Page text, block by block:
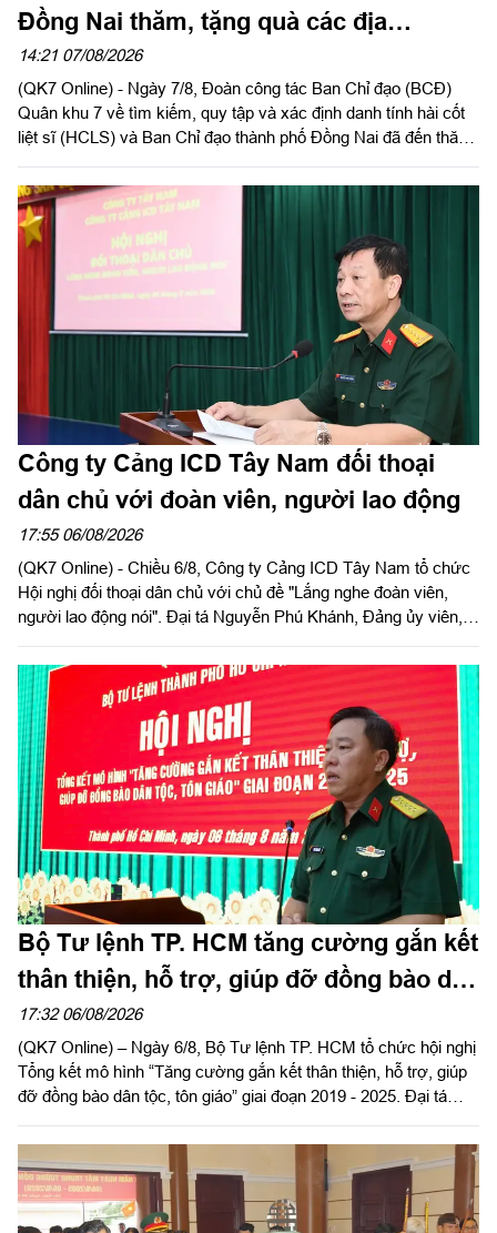
Đồng Nai thăm, tặng quà các địa
phương hỗ trợ tìm kiếm, quy tập hài cốt
liệt sĩ
14:21 07/08/2026
(QK7 Online) - Ngày 7/8, Đoàn công tác Ban Chỉ đạo (BCĐ)
Quân khu 7 về tìm kiếm, quy tập và xác định danh tính hài cốt
liệt sĩ (HCLS) và Ban Chỉ đạo thành phố Đồng Nai đã đến thăm,
và chùa Tân Minh (phường Bình Long), thành phố Đồng Nai -
các địa phương, cơ sở đã hỗ trợ, đồng hành trong hoạt động
quy tập, tìm kiếm HCLS, cầu siêu các anh hùng liệt sĩ tại xã
Minh Đức. Thiếu tướng Trần Chí Tâm, Ủy viên Thường vụ
Đảng ủy, Phó Chính ủy Quân khu, Trưởng BCĐ Quân khu làm
Công ty Cảng ICD Tây Nam đối thoại
dân chủ với đoàn viên, người lao động
17:55 06/08/2026
(QK7 Online) - Chiều 6/8, Công ty Cảng ICD Tây Nam tổ chức
Hội nghị đối thoại dân chủ với chủ đề "Lắng nghe đoàn viên,
người lao động nói". Đại tá Nguyễn Phú Khánh, Đảng ủy viên,
Thượng tá Nguyễn Ngọc Khánh, Giám đốc Công ty Cảng ICD
Tây Nam chủ trì hội nghị. Dự hội nghị có Đại tá Phạm Thị Thu
Hương, Trưởng phòng Công tác quần chúng, Cục Chính trị
Quân khu 7; Đại tá Trần Thị Mỹ Châu, Phó Tổng giám đốc
Công ty Tây Nam cùng đông đảo cán bộ, đoàn viên, người lao
động Công ty Cảng ICD Tây Nam.
Bộ Tư lệnh TP. HCM tăng cường gắn kết
thân thiện, hỗ trợ, giúp đỡ đồng bào dân
tộc, tôn giáo
17:32 06/08/2026
(QK7 Online) – Ngày 6/8, Bộ Tư lệnh TP. HCM tổ chức hội nghị
Tổng kết mô hình “Tăng cường gắn kết thân thiện, hỗ trợ, giúp
đỡ đồng bào dân tộc, tôn giáo” giai đoạn 2019 - 2025. Đại tá
đạo hội nghị.